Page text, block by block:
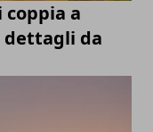
a
dettagli da